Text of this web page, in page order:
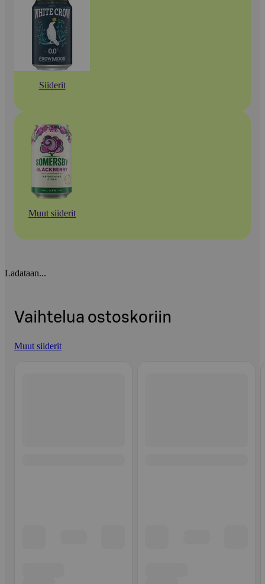
Siiderit
Muut siiderit
Ladataan...
Vaihtelua ostoskoriin
Muut siiderit